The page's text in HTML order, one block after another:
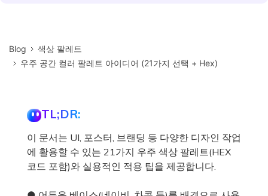
Blog
색상 팔레트
우주 공간 컬러 팔레트 아이디어 (21가지 선택 + Hex)
TL;DR:
이 문서는 UI, 포스터, 브랜딩 등 다양한 디자인 작업
에 활용할 수 있는 21가지 우주 색상 팔레트(HEX
코드 포함)와 실용적인 적용 팁을 제공합니다.